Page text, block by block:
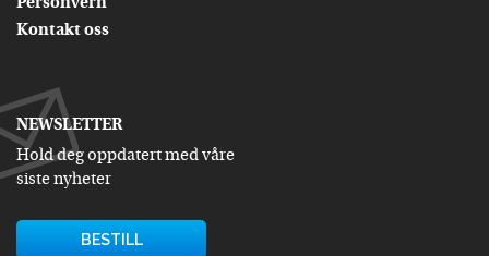
Personvern
Kontakt oss
NEWSLETTER
Hold deg oppdatert med våre
siste nyheter
BESTILL